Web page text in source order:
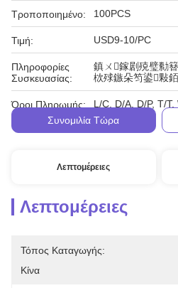
Τροποποιημένο: 100PCS
Τιμή: USD9-10/PC
Πληροφορίες
Συσκευασίας:
鎮ㄨ鎵剧殑璧勬
栨殏鏃朵笉鍙敤銆
Όροι Πληρωμής:
L/C, D/A, D/P, T/
Συνομιλία Τώρα
Λεπτομέρειες
Λεπτομέρειες
Τόπος Καταγωγής:
Κίνα